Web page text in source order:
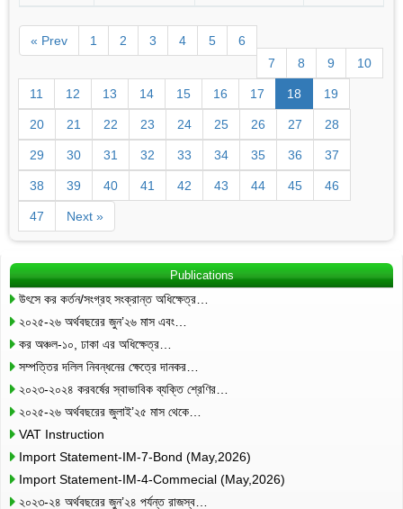
« Prev 1 2 3 4 5
6
7
8 9 10
11 12 13 14 15 16 17 18 19
20 21 22 23 24 25 26 27 28
29 30 31 32 33 34 35 36 37
38 39 40 41 42 43 44 45 46
47 Next »
Publications
উৎসে কর কর্তন/সংগ্রহ সংক্রান্ত অধিক্ষেত্র…
২০২৫-২৬ অর্থবছরের জুন’২৬ মাস এবং…
কর অঞ্চল-১০, ঢাকা এর অধিক্ষেত্র…
সম্পত্তির দলিল নিবন্ধনের ক্ষেত্রে দানকর…
২০২৩-২০২৪ করবর্ষের স্বাভাবিক ব্যক্তি শ্রেণির…
২০২৫-২৬ অর্থবছরের জুলাই’২৫ মাস থেকে…
VAT Instruction
Import Statement-IM-7-Bond (May,2026)
Import Statement-IM-4-Commecial (May,2026)
২০২৩-২৪ অর্থবছরের জুন’২৪ পর্যন্ত রাজস্ব…